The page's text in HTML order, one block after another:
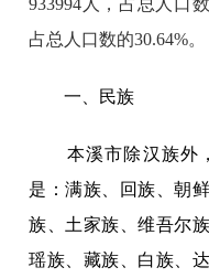
占总人口数的30.64%。
一、民族
本溪市除汉族外，
是：满族、回族、朝
族、土家族、维吾尔
瑶族、藏族、白族、